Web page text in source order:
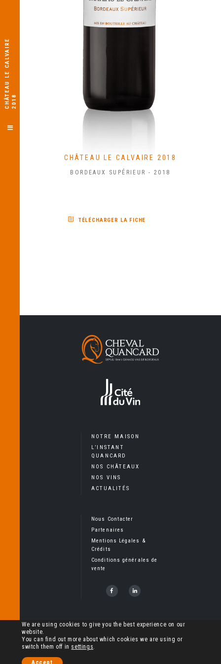
C
H
ÂT
E
A
U
L
E
C
A
L
V
A
I
R
E
2
0
18
CHÂTEAU LE CALVAIRE 2018
BORDEAUX SUPÉRIEUR - 2018
TÉLÉCHARGER LA FICHE
NOTRE MAISON
L’INSTANT
QUANCARD
NOS CHÂTEAUX
NOS VINS
ACTUALITÉS
Nous Contacter
Partenaires
Mentions Légales &
Crédits
Conditions générales de
vente
Copyright Cheval Quancard, Tous droits réservés – L’abus
We are using cookies to give you the best experience on our
website.
You can find out more about which cookies we are using or
switch them off in settings.
Accept